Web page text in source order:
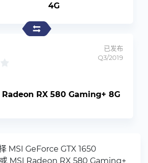
4G
已发布
Q3/2019
Radeon RX 580 Gaming+ 8G
MSI GeForce GTX 1650
MSI Radeon RX 580 Gaming+